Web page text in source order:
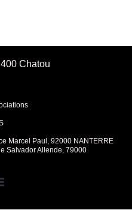
Chatou
Marcel Paul, 92000 NANTERRE
Salvador Allende, 79000